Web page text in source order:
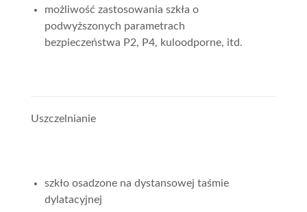
możliwość zastosowania szkła o
podwyższonych parametrach
bezpieczeństwa P2, P4, kuloodporne, itd.
Uszczelnianie
szkło osadzone na dystansowej taśmie
dylatacyjnej